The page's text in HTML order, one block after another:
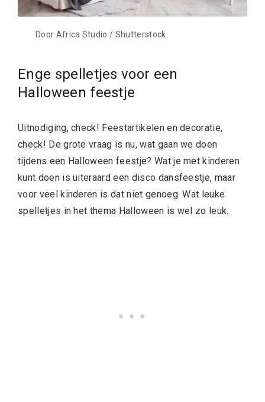
Door Africa Studio / Shutterstock
Enge spelletjes voor een
Halloween feestje
Uitnodiging, check! Feestartikelen en decoratie,
check! De grote vraag is nu, wat gaan we doen
tijdens een Halloween feestje? Wat je met kinderen
kunt doen is uiteraard een disco dansfeestje, maar
voor veel kinderen is dat niet genoeg. Wat leuke
spelletjes in het thema Halloween is wel zo leuk.